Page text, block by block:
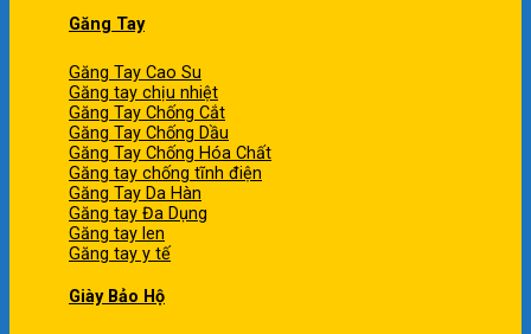
Găng Tay
Găng Tay Cao Su
Găng tay chịu nhiệt
Găng Tay Chống Cắt
Găng Tay Chống Dầu
Găng Tay Chống Hóa Chất
Găng tay chống tĩnh điện
Găng Tay Da Hàn
Găng tay Đa Dụng
Găng tay len
Găng tay y tế
Giày Bảo Hộ